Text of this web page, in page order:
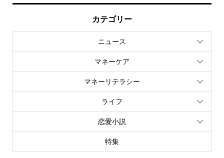
カテゴリー
ニュース
マネーケア
マネーリテラシー
ライフ
恋愛小説
特集